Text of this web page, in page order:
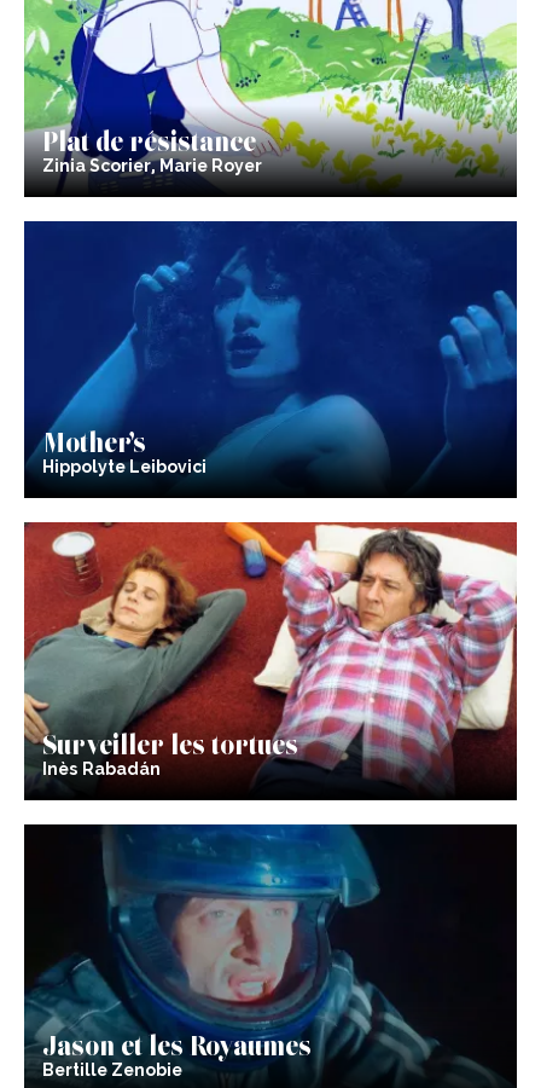
Plat de résistance
Zinia Scorier, Marie Royer
Mother’s
Hippolyte Leibovici
Surveiller les tortues
Inès Rabadán
Jason et les Royaumes
Bertille Zenobie